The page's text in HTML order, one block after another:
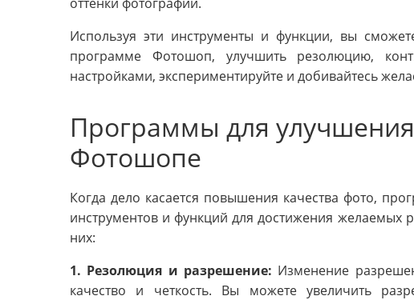
Используя эти инструменты и функции, вы
программе Фотошоп, улучшить резолюцию,
настройками, экспериментируйте и добивайтесь
Программы для
Фотошопе
Когда дело касается повышения качества фото,
инструментов и функций для достижения желаемых
них:
1. Резолюция и разрешение: Изменение
качество и четкость. Вы можете увеличить